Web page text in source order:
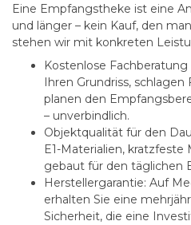
Eine Empfangstheke ist eine
und länger – kein Kauf, den
stehen wir mit konkreten
Kostenlose Fachberatung
Ihren Grundriss,
planen den
– unverbindlich.
Objektqualität für den
E1-Materialien,
gebaut für den täglichen
Herstellergarantie: Auf
erhalten Sie eine
Sicherheit, die eine